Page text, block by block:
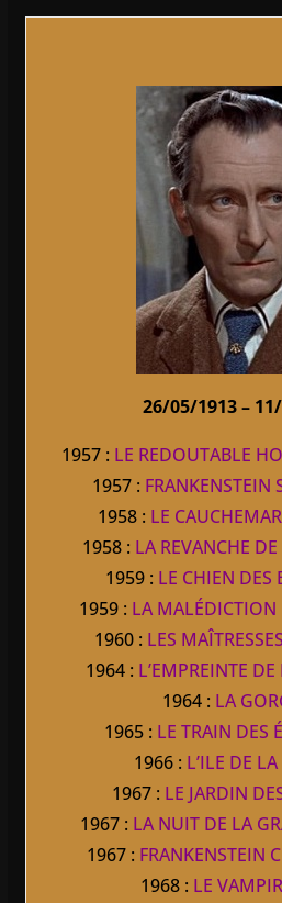
26/05/1913 –
1957 : LE REDOUTABLE
1957 : FRANKENSTEIN
1958 : LE
1958 : LA REVANCHE
1959 : LE CHIEN DES
1959 : LA MALÉDICTION
1960 : LES
1964 : L’EMPREINTE
1964 : LA
1965 : LE TRAIN DES
1966 : L’ILE DE
1967 : LE JARDIN
1967 : LA NUIT DE LA
1967 : FRANKENSTEIN
1968 : LE